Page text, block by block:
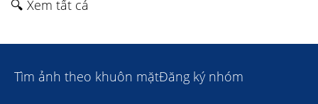
🔍 Xem tất cả
Tìm ảnh theo khuôn mặtĐăng ký nhóm